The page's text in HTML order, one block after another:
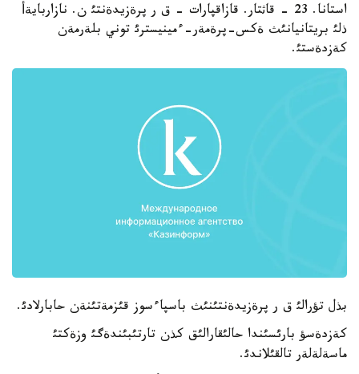
استانا. 23 - قاثتار. قازاقپارات - ق ر پرةزيدةنتئ ن. نازاربايةأ
ذلئ بريتانيانئث ةكس-پرةمةر-ءمينيسترئ توني بلةرمةن
كةزدةستئ.
بذل تؤرالئ ق ر پرةزيدةنتئنئث باسپاءسوز قئزمةتئنةن حابارلادئ.
كةزدةسؤ بارئسئندا حالئقارالئق كذن تارتئبئندةگئ وزةكتئ
ماسةلةلةر تالقئلاندئ.